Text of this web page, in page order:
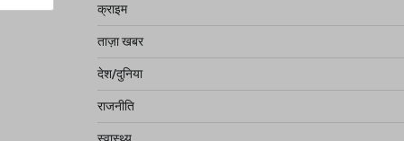
क्राइम
ताज़ा खबर
देश/दुनिया
राजनीति